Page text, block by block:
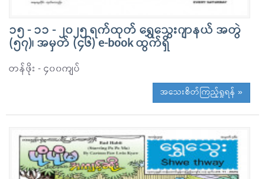
၁၅ - ၁၁ - ၂၀၂၅ ရက်ထုတ် ရွှေသွေးဂျာနယ် အတွဲ
(၅၇)၊ အမှတ် (၄၆) e-book ထွက်ရှိ
တန်ဖိုး - ၄၀၀ကျပ်
အသေးစိတ်ကြည့်ရှုရန် »